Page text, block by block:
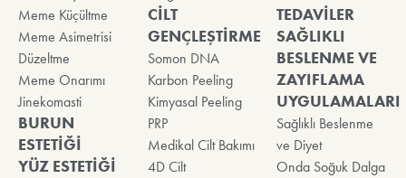
Meme Küçültme
Meme Asimetrisi
Düzeltme
Meme Onarımı
Jinekomasti
BURUN
ESTETİĞİ
YÜZ ESTETİĞİ
CİLT
GENÇLEŞTİRME
Somon DNA
Karbon Peeling
Kimyasal Peeling
PRP
Medikal Cilt Bakımı
4D Cilt
TEDAVİLER
SAĞLIKLI
BESLENME VE
ZAYIFLAMA
UYGULAMALARI
Sağlıklı Beslenme
ve Diyet
Onda Soğuk Dalga